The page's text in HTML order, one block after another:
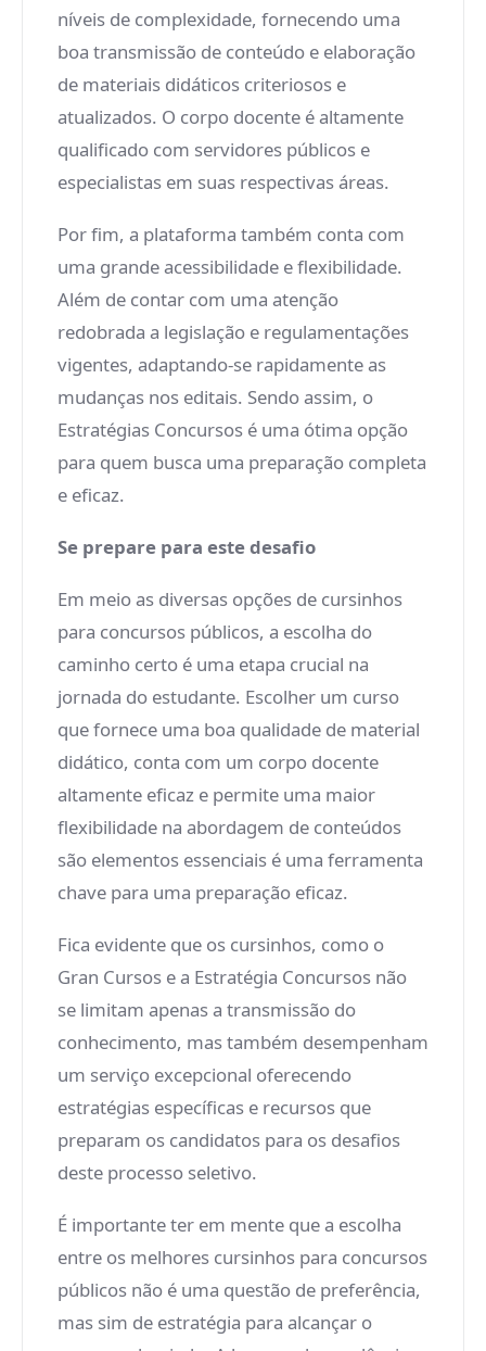
níveis de complexidade, fornecendo uma
boa transmissão de conteúdo e elaboração
de materiais didáticos criteriosos e
atualizados. O corpo docente é altamente
qualificado com servidores públicos e
especialistas em suas respectivas áreas.
Por fim, a plataforma também conta com
uma grande acessibilidade e flexibilidade.
Além de contar com uma atenção
redobrada a legislação e regulamentações
vigentes, adaptando-se rapidamente as
mudanças nos editais. Sendo assim, o
Estratégias Concursos é uma ótima opção
para quem busca uma preparação completa
e eficaz.
Se prepare para este desafio
Em meio as diversas opções de cursinhos
para concursos públicos, a escolha do
caminho certo é uma etapa crucial na
jornada do estudante. Escolher um curso
que fornece uma boa qualidade de material
didático, conta com um corpo docente
altamente eficaz e permite uma maior
flexibilidade na abordagem de conteúdos
são elementos essenciais é uma ferramenta
chave para uma preparação eficaz.
Fica evidente que os cursinhos, como o
Gran Cursos e a Estratégia Concursos não
se limitam apenas a transmissão do
conhecimento, mas também desempenham
um serviço excepcional oferecendo
estratégias específicas e recursos que
preparam os candidatos para os desafios
deste processo seletivo.
É importante ter em mente que a escolha
entre os melhores cursinhos para concursos
públicos não é uma questão de preferência,
mas sim de estratégia para alcançar o